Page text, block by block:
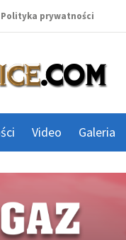
Polityka prywatności
Video Galeria